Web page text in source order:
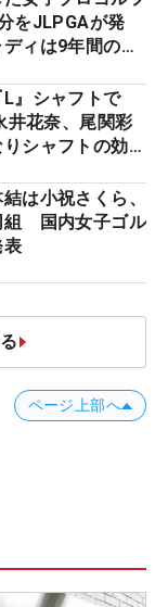
をJLPGAが発
ィは9年間の立
』シャフトで
花奈、尾関彩
シャフトの効果
は小祝さくら、
組 国内女子ゴル
表
ページ上部へ